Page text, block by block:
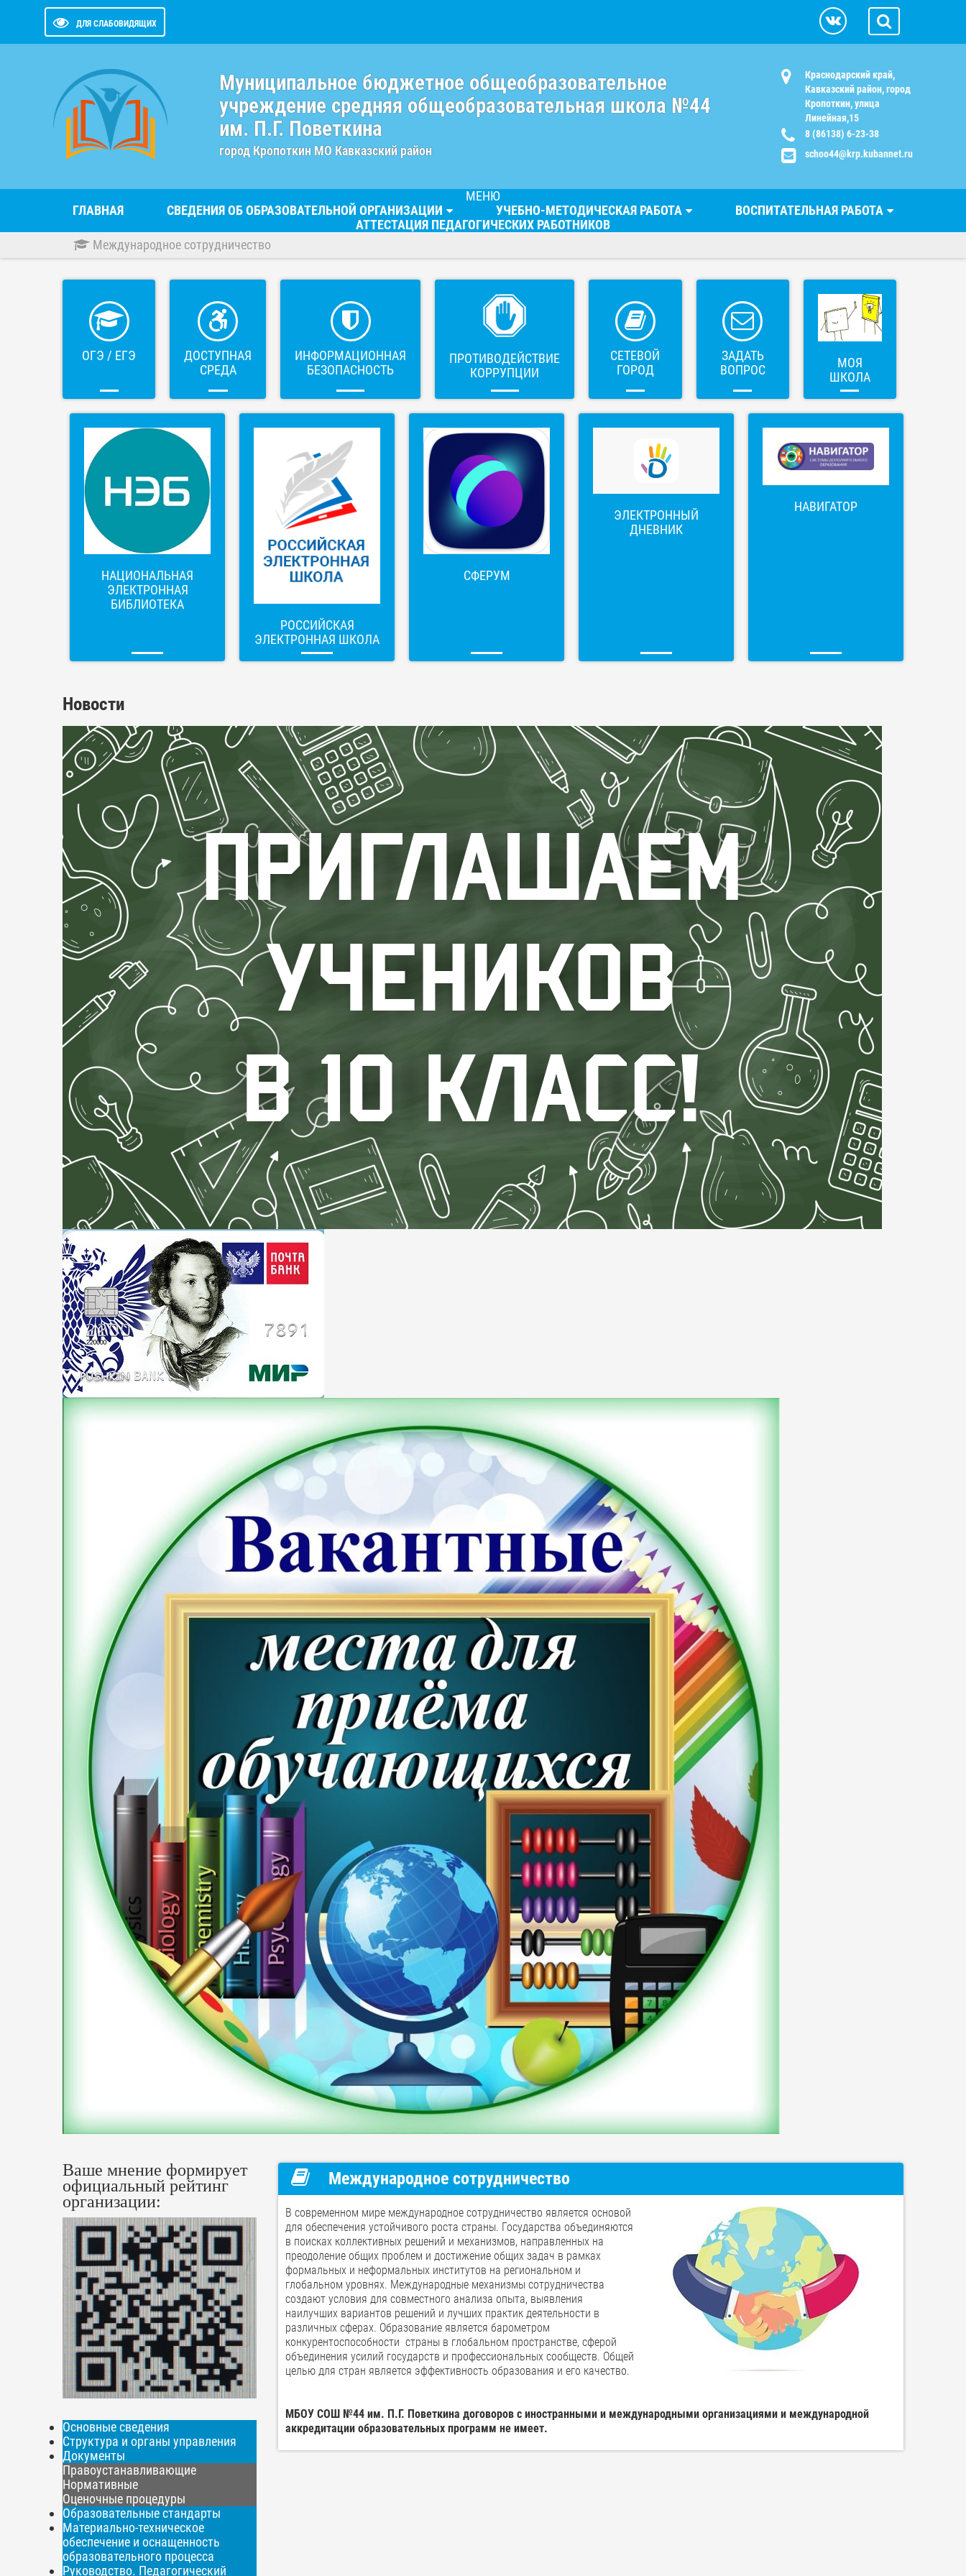
ДЛЯ СЛАБОВИДЯЩИХ
Муниципальное бюджетное общеобразовательное
учреждение средняя общеобразовательная школа №44
им. П.Г. Поветкина
город Кропоткин МО Кавказский район
Краснодарский край,
Кавказский район, город
Кропоткин, улица
Линейная,15
8 (86138) 6-23-38
schoo44@krp.kubannet.ru
МЕНЮ
ГЛАВНАЯ
СВЕДЕНИЯ ОБ ОБРАЗОВАТЕЛЬНОЙ ОРГАНИЗАЦИИ УЧЕБНО-МЕТОДИЧЕСКАЯ РАБОТА
ВОСПИТАТЕЛЬНАЯ РАБОТА
АТТЕСТАЦИЯ ПЕДАГОГИЧЕСКИХ РАБОТНИКОВ
Международное сотрудничество
ОГЭ / ЕГЭ
ДОСТУПНАЯ
СРЕДА
ИНФОРМАЦИОННАЯ
БЕЗОПАСНОСТЬ
ПРОТИВОДЕЙСТВИЕ
КОРРУПЦИИ
СЕТЕВОЙ
ГОРОД
ЗАДАТЬ
ВОПРОС
МОЯ
ШКОЛА
НАЦИОНАЛЬНАЯ
ЭЛЕКТРОННАЯ
БИБЛИОТЕКА
РОССИЙСКАЯ
ЭЛЕКТРОННАЯ ШКОЛА
СФЕРУМ
ЭЛЕКТРОННЫЙ
ДНЕВНИК
НАВИГАТОР
Новости
Ваше мнение формирует
официальный рейтинг
организации:
Основные сведения
Структура и органы управления
Документы
Правоустанавливающие
Нормативные
Оценочные процедуры
Образовательные стандарты
Материально-техническое
обеспечение и оснащенность
образовательного процесса
Руководство. Педагогический
Международное сотрудничество
В современном мире международное сотрудничество является основой
для обеспечения устойчивого роста страны. Государства объединяются
в поисках коллективных решений и механизмов, направленных на
преодоление общих проблем и достижение общих задач в рамках
формальных и неформальных институтов на региональном и
глобальном уровнях. Международные механизмы сотрудничества
создают условия для совместного анализа опыта, выявления
наилучших вариантов решений и лучших практик деятельности в
различных сферах. Образование является барометром
конкурентоспособности страны в глобальном пространстве, сферой
объединения усилий государств и профессиональных сообществ. Общей
целью для стран является эффективность образования и его качество.
МБОУ СОШ №44 им. П.Г. Поветкина договоров с иностранными и международными организациями и международной
аккредитации образовательных программ не имеет.